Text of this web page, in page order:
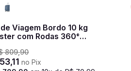
Viagem Bordo 10 kg
com Rodas 360°
809,90
,11 no Pix